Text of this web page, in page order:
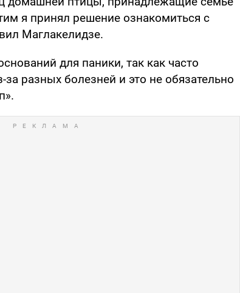
я принял решение ознакомиться с
Маглакелидзе.
для паники, так как часто
разных болезней и это не обязательно